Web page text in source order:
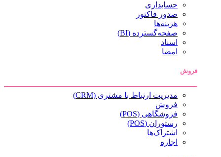
حسابداری
صدور فاکتور
هزینه‌ها
صفحه‌گسترده (BI)
اسناد
امضا
فروش
مدیریت ارتباط با مشتری (CRM)
فروش
فروشگاهی (POS)
رستوران (POS)
اشتراک‌ها
اجاره